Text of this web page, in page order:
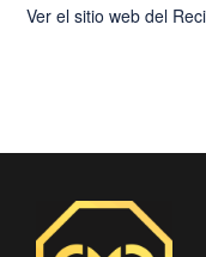
Ver el sitio web del